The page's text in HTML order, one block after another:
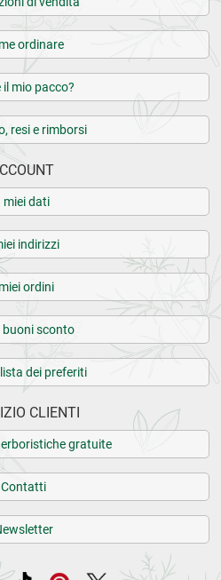
ordinare
il mio pacco?
resi e rimborsi
miei dati
indirizzi
ordini
buoni sconto
dei preferiti
CLIENTI
gratuite
Contatti